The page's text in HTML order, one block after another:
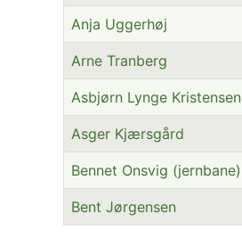
Anja Uggerhøj
Arne Tranberg
Asbjørn Lynge Kristensen
Asger Kjærsgård
Bennet Onsvig (jernbane)
Bent Jørgensen